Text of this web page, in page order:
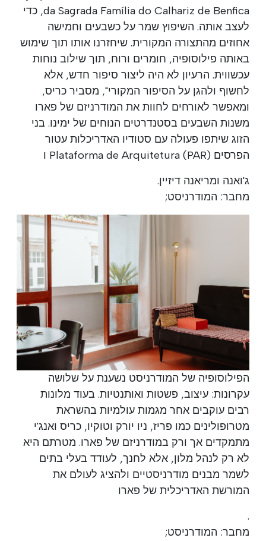
da Sagrada Família do Calhariz de Benfica, כדי
לעצב אותה. השיפוץ שמר על כשבעים וחמישה
אחוזים מהתצורה המקורית. שיחזרנו אותו תוך שימוש
באותה פילוסופיה, חומרים ורוח, תוך שילוב נוחות
עכשווית. הרעיון לא היה ליצור סיפור חדש, אלא
לחשוף ולהגן על הסיפור המקורי", מסביר כריס,
ומאפשר לאורחים לחוות את המודרניזם של פארו
משנות השבעים בסטנדרטים הנוחים של ימינו. בני
הזוג שיתפו פעולה עם סטודיו האדריכלות עטור
הפרסים Plataforma de Arquitetura (PAR) ו
ג'ואנה ומריאנה דיזיין.
מחבר: המודרניסט;
הפילוסופיה של המודרניסט נשענת על שלושה
עקרונות: עיצוב, פשטות ואותנטיות. בעוד מלונות
רבים עוקבים אחר מגמות עולמיות בהשראת
מטרופולינים כמו פריז, ניו יורק וטוקיו, כריס ואנג'י
מתמקדים אך ורק במודרניזם של פארו. מטרתם היא
לא רק לנהל מלון, אלא לחנך, לעודד בעלי בתים
לשמר מבנים מודרניסטיים ולהציג לעולם את
המורשת האדריכלית של פארו
.
מחבר: המודרניסט;